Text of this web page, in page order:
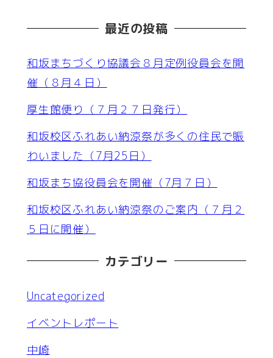
最近の投稿
和坂まちづくり協議会８月定例役員会を開
催（８月４日）
厚生館便り（７月２７日発行）
和坂校区ふれあい納涼祭が多くの住民で賑
わいました（7月25日）
和坂まち協役員会を開催（7月７日）
和坂校区ふれあい納涼祭のご案内（７月２
５日に開催）
カテゴリー
Uncategorized
イベントレポート
中崎